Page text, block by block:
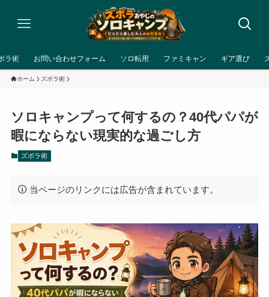
ラ術 お問い合わせフォーム ソロ転用 ファミキャン ギア選び
ホーム ズボラ術
ソロキャンプって何するの？40代パパが
暇にならない現実的な過ごし方
ズボラ術
当ページのリンクには広告が含まれています。